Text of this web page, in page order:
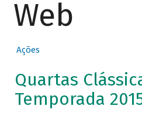
Web
Ações
Quartas
Temporada